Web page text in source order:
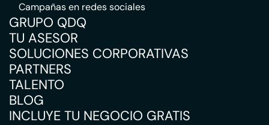
Campañas en redes sociales
GRUPO QDQ
TU ASESOR
SOLUCIONES CORPORATIVAS
PARTNERS
TALENTO
BLOG
INCLUYE TU NEGOCIO GRATIS